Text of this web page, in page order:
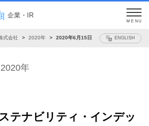
企業・IR
MENU
式会社 2020年 2020年6月15日 ENGLISH
年
ステナビリティ・インデッ